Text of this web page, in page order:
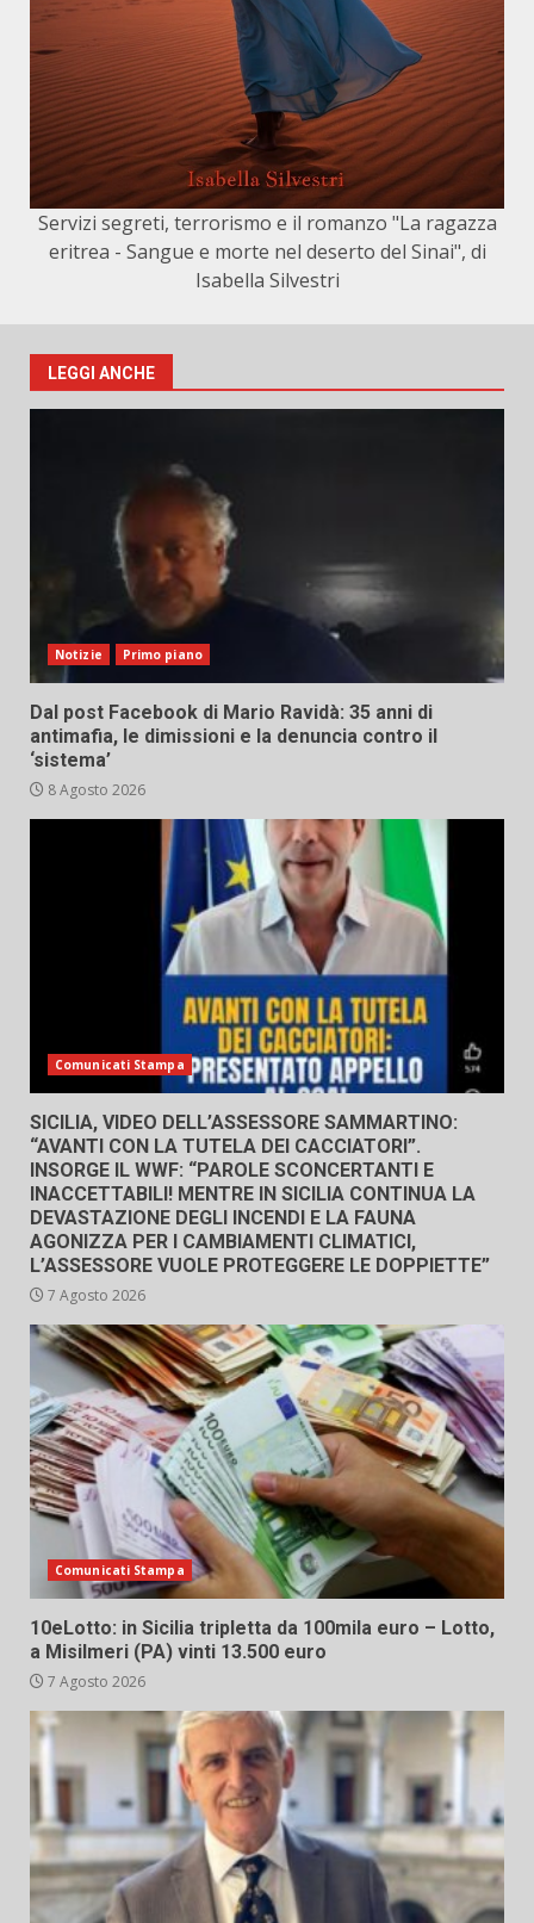
Servizi segreti, terrorismo e il romanzo "La ragazza
eritrea - Sangue e morte nel deserto del Sinai", di
Isabella Silvestri
LEGGI ANCHE
Notizie Primo piano
Dal post Facebook di Mario Ravidà: 35 anni di
antimafia, le dimissioni e la denuncia contro il
‘sistema’
8 Agosto 2026
Comunicati Stampa
SICILIA, VIDEO DELL’ASSESSORE SAMMARTINO:
“AVANTI CON LA TUTELA DEI CACCIATORI”.
INSORGE IL WWF: “PAROLE SCONCERTANTI E
INACCETTABILI! MENTRE IN SICILIA CONTINUA LA
DEVASTAZIONE DEGLI INCENDI E LA FAUNA
AGONIZZA PER I CAMBIAMENTI CLIMATICI,
L’ASSESSORE VUOLE PROTEGGERE LE DOPPIETTE”
7 Agosto 2026
Comunicati Stampa
10eLotto: in Sicilia tripletta da 100mila euro – Lotto,
a Misilmeri (PA) vinti 13.500 euro
7 Agosto 2026